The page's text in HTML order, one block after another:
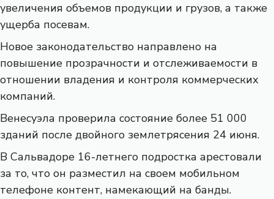
увеличения объемов продукции и грузов, а также
ущерба посевам.
Новое законодательство направлено на
повышение прозрачности и отслеживаемости в
отношении владения и контроля коммерческих
компаний.
Венесуэла проверила состояние более 51 000
зданий после двойного землетрясения 24 июня.
В Сальвадоре 16-летнего подростка арестовали
за то, что он разместил на своем мобильном
телефоне контент, намекающий на банды.